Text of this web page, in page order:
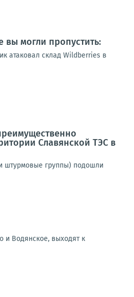
могли пропустить:
атаковал склад Wildberries в
Славянской ТЭС в
штурмовые группы) подошли
и Водянское, выходят к